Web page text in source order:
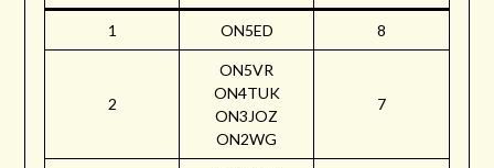
1 ON5ED 8
2
ON5VR
ON4TUK
ON3JOZ
ON2WG
7